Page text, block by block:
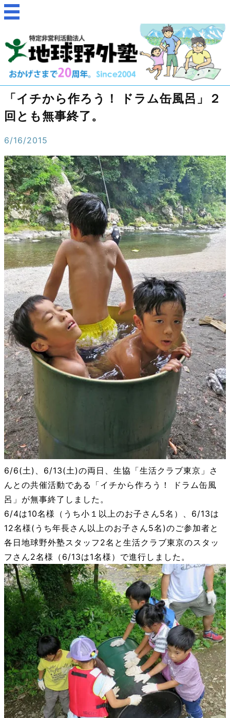
「イチから作ろう！ ドラム缶風呂」２
回とも無事終了。
6/16/2015
6/6(土)、6/13(土)の両日、生協「生活クラブ東京」さ
んとの共催活動である「イチから作ろう！ ドラム缶風
呂」が無事終了しました。
6/4は10名様（うち小１以上のお子さん5名）、6/13は
12名様(うち年長さん以上のお子さん5名)のご参加者と
各日地球野外塾スタッフ2名と生活クラブ東京のスタッ
フさん2名様（6/13は1名様）で進行しました。